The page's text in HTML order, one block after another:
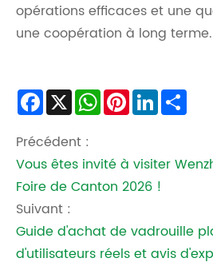
opérations efficaces et une
une coopération à long terme.
Facebook
X WhatsApp
PinterestLinkedIn
Précédent :
Vous êtes invité à visiter
Foire de Canton 2026 !
Suivant :
Guide d'achat de vadrouille
d'utilisateurs réels et avis